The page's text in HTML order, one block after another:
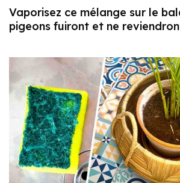
Vaporisez ce mélange sur le
pigeons fuiront et ne